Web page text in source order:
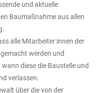
und aktuelle
Baumaßnahme aus allen
alle Mitarbeiter:innen der
werden und
diese die Baustelle und
verlassen.
über die von der